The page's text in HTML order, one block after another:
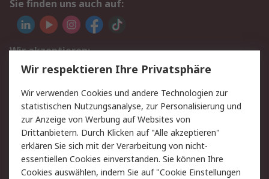
Sie finden uns auch auf:
Wir akzeptieren:
Service
Value Added Services
Lieferlösungen
Rücksendung/Entsorgung Kontakt
Hilfe
Wir respektieren Ihre Privatsphäre
Wir verwenden Cookies und andere Technologien zur
statistischen Nutzungsanalyse, zur Personalisierung und
zur Anzeige von Werbung auf Websites von
Drittanbietern. Durch Klicken auf "Alle akzeptieren"
erklären Sie sich mit der Verarbeitung von nicht-
essentiellen Cookies einverstanden. Sie können Ihre
Cookies auswählen, indem Sie auf "Cookie Einstellungen